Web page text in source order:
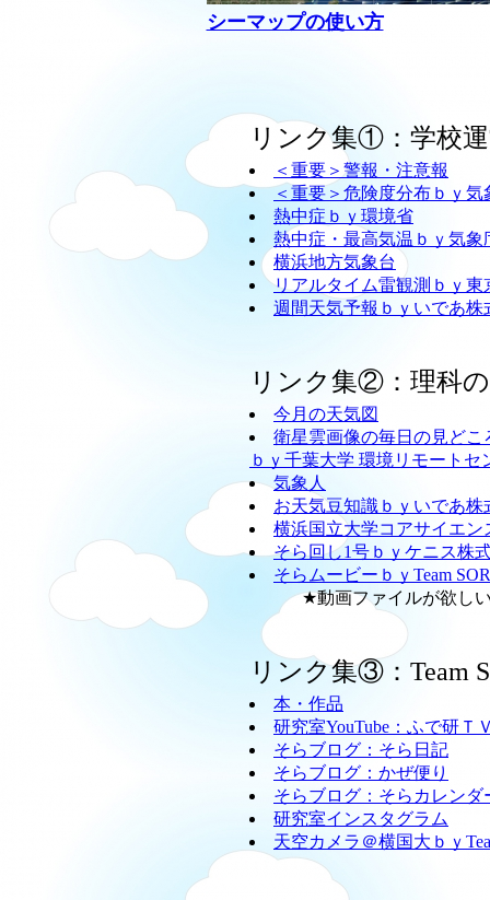
シーマップの使い方
リンク集①：学校
＜重要＞警報・注意報
＜重要＞危険度分布ｂｙ気
熱中症ｂｙ環境省
熱中症・最高気温ｂｙ気象
横浜地方気象台
リアルタイム雷観測ｂｙ東
週間天気予報ｂｙいであ株
リンク集②：理科
今月の天気図
衛星雲画像の毎日の見どこ
ｂｙ千葉大学 環境リモート
気象人
お天気豆知識ｂｙいであ株
横浜国立大学コアサイエン
そら回し1号ｂｙケニス株
そらムービーｂｙTeam
★動画ファイルが欲しい
リンク集③：Team
本・作品
研究室YouTube：ふで研Ｔ
そらブログ：そら日記
そらブログ：かぜ便り
そらブログ：そらカレンダ
研究室インスタグラム
天空カメラ＠横国大ｂｙ